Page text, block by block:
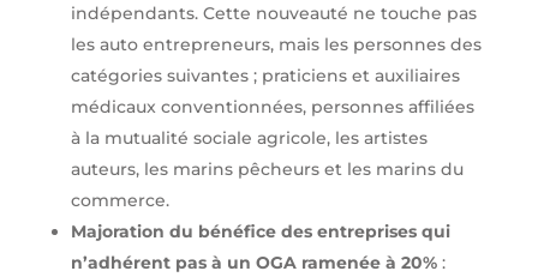
indépendants. Cette nouveauté ne touche pas
les auto entrepreneurs, mais les personnes des
catégories suivantes ; praticiens et auxiliaires
médicaux conventionnées, personnes affiliées
à la mutualité sociale agricole, les artistes
auteurs, les marins pêcheurs et les marins du
commerce.
Majoration du bénéfice des entreprises qui
n’adhérent pas à un OGA ramenée à 20%: